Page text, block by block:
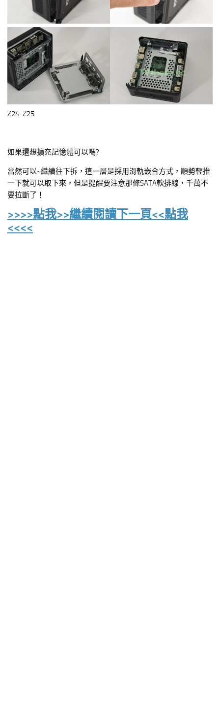
Z24-Z25
如果還想擴充記憶體可以嗎?
當然可以~繼續往下拆，這一層是採用滑軌嵌合方式，順勢輕推
一下就可以取下來，但是提醒要注意那條SATA軟排線，千萬不
要拉斷了！
>>>>點我>>繼續閱讀下一頁<<點我
<<<<